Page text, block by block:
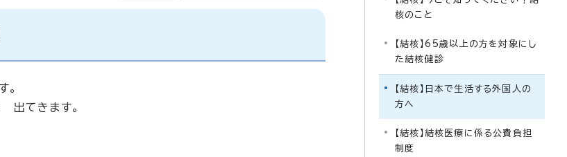
。
てきます。
核のこと
【結核】65歳以上の方を対象にし
た結核健診
【結核】日本で生活する外国人の
方へ
【結核】結核医療に係る公費負担
制度